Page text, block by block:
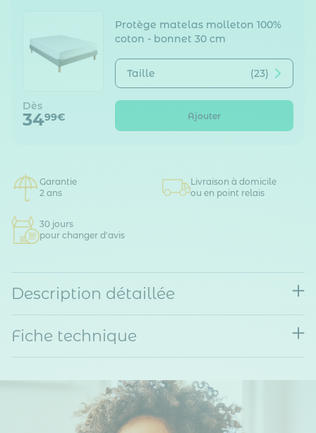
Protège matelas molleton 100%
coton - bonnet 30 cm
Taille (23)
Dès
3499€ Ajouter
Garantie
2 ans
Livraison à domicile
ou en point relais
30 jours
pour changer d'avis
Description détaillée
Fiche technique